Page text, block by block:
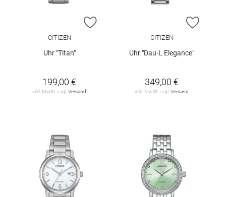
ZUR WUNSCHLISTE HINZUFÜGEN
CITIZEN
Uhr "Titan"
199,00 €
inkl. MwSt. zzgl.Versand
ZUR
CITIZEN
Uhr "Dau-L Elegance"
349,00 €
inkl. MwSt. zzgl.Versand